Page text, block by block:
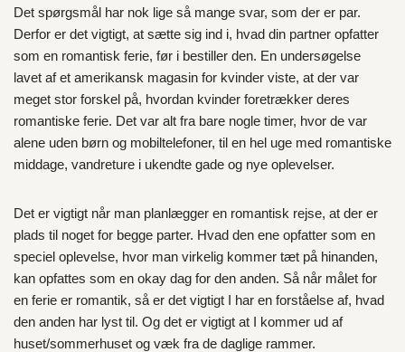
Det spørgsmål har nok lige så mange svar, som der er par.
Derfor er det vigtigt, at sætte sig ind i, hvad din partner opfatter
som en romantisk ferie, før i bestiller den. En undersøgelse
lavet af et amerikansk magasin for kvinder viste, at der var
meget stor forskel på, hvordan kvinder foretrækker deres
romantiske ferie. Det var alt fra bare nogle timer, hvor de var
alene uden børn og mobiltelefoner, til en hel uge med romantiske
middage, vandreture i ukendte gade og nye oplevelser.
Det er vigtigt når man planlægger en romantisk rejse, at der er
plads til noget for begge parter. Hvad den ene opfatter som en
speciel oplevelse, hvor man virkelig kommer tæt på hinanden,
kan opfattes som en okay dag for den anden. Så når målet for
en ferie er romantik, så er det vigtigt I har en forståelse af, hvad
den anden har lyst til. Og det er vigtigt at I kommer ud af
huset/sommerhuset og væk fra de daglige rammer.